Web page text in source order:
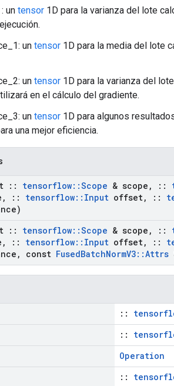
: un tensor 1D para la varianza del lote
un tensor 1D para la media del lote
un tensor 1D para la varianza del
en el cálculo del gradiente.
un tensor 1D para algunos
una mejor eficiencia.
:: tensorflow::Scope & scope , ::
, :: tensorflow:: Input offset, ::
:: tensorflow::Scope & scope , ::
, :: tensorflow:: Input offset, ::
, const FusedBatchNormV3::Attrs
::
::
Operation
::